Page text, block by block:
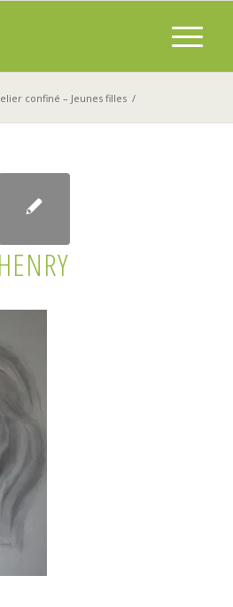
confiné – Jeunes filles /